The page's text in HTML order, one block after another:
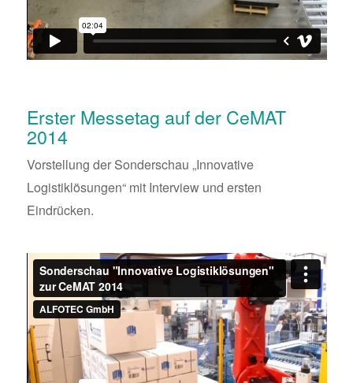
Erster Messetag auf der CeMAT
2014
Vorstellung der Sonderschau „Innovative
Logistiklösungen“ mit Interview und ersten
Eindrücken.